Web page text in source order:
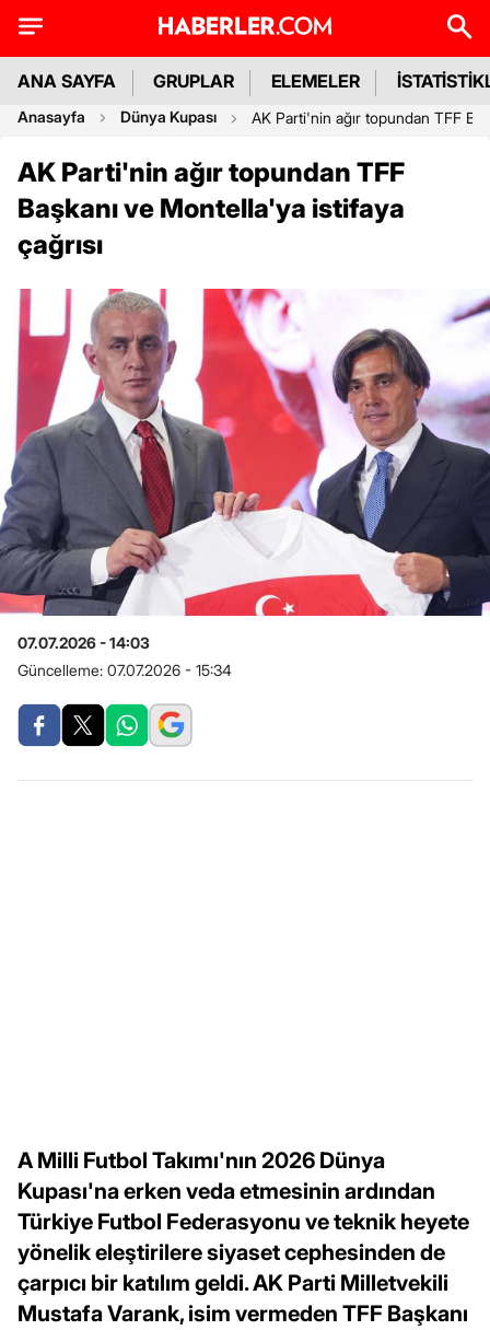
ANA SAYFA GRUPLAR ELEMELER
Anasayfa Dünya Kupası AK Parti'nin ağır topundan TFF
AK Parti'nin ağır topundan TFF
Başkanı ve Montella'ya istifaya
çağrısı
07.07.2026 - 14:03
Güncelleme: 07.07.2026 - 15:34
A Milli Futbol Takımı'nın 2026 Dünya
Kupası'na erken veda etmesinin ardından
Türkiye Futbol Federasyonu ve teknik heyete
yönelik eleştirilere siyaset cephesinden de
çarpıcı bir katılım geldi. AK Parti Milletvekili
Mustafa Varank, isim vermeden TFF Başkanı